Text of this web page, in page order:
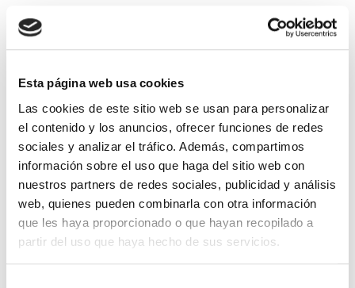
Esta página web usa cookies
Las cookies de este sitio web se usan para personalizar
el contenido y los anuncios, ofrecer funciones de redes
sociales y analizar el tráfico. Además, compartimos
información sobre el uso que haga del sitio web con
nuestros partners de redes sociales, publicidad y análisis
web, quienes pueden combinarla con otra información
que les haya proporcionado o que hayan recopilado a
partir del uso que haya hecho de sus servicios.
en su estrategia de incidencia
política e investigación. En
impulsar un plan piloto para eldiagnóstico genético
finalmente vio la luz dos años después con la designación por el
Ministerio de Sanidad de una partida específica para el
establecimiento derutas asistenciales de acceso al diagnóstico
entre las comunidades autónomas.
La puesta en marcha del Plan fue posible gracias a la